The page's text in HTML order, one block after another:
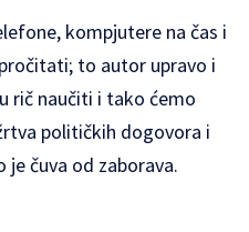
kompjutere na čas i
to autor upravo i
rič naučiti i tako ćemo
političkih dogovora i
čuva od zaborava.